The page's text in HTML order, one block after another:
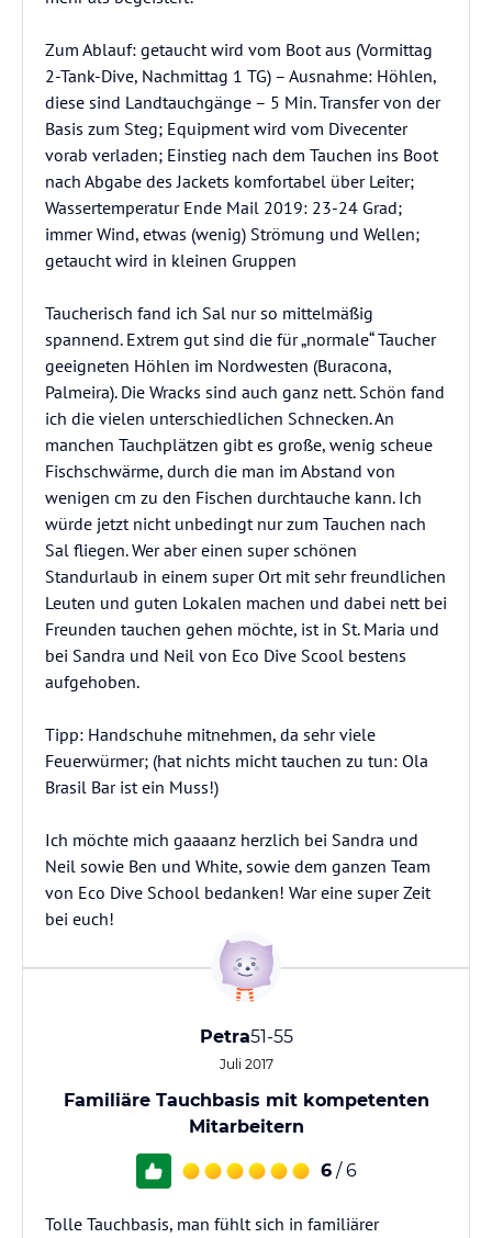
Zum Ablauf: getaucht wird vom Boot aus (Vormittag
2-Tank-Dive, Nachmittag 1 TG) – Ausnahme: Höhlen,
diese sind Landtauchgänge – 5 Min. Transfer von der
Basis zum Steg; Equipment wird vom Divecenter
vorab verladen; Einstieg nach dem Tauchen ins Boot
nach Abgabe des Jackets komfortabel über Leiter;
Wassertemperatur Ende Mail 2019: 23-24 Grad;
immer Wind, etwas (wenig) Strömung und Wellen;
getaucht wird in kleinen Gruppen
Taucherisch fand ich Sal nur so mittelmäßig
spannend. Extrem gut sind die für „normale“ Taucher
geeigneten Höhlen im Nordwesten (Buracona,
Palmeira). Die Wracks sind auch ganz nett. Schön fand
ich die vielen unterschiedlichen Schnecken. An
manchen Tauchplätzen gibt es große, wenig scheue
Fischschwärme, durch die man im Abstand von
wenigen cm zu den Fischen durchtauche kann. Ich
würde jetzt nicht unbedingt nur zum Tauchen nach
Sal fliegen. Wer aber einen super schönen
Standurlaub in einem super Ort mit sehr freundlichen
Leuten und guten Lokalen machen und dabei nett bei
Freunden tauchen gehen möchte, ist in St. Maria und
bei Sandra und Neil von Eco Dive Scool bestens
aufgehoben.
Tipp: Handschuhe mitnehmen, da sehr viele
Feuerwürmer; (hat nichts micht tauchen zu tun: Ola
Brasil Bar ist ein Muss!)
Ich möchte mich gaaaanz herzlich bei Sandra und
Neil sowie Ben und White, sowie dem ganzen Team
von Eco Dive School bedanken! War eine super Zeit
bei euch!
Petra51-55
Juli 2017
Familiäre Tauchbasis mit kompetenten
Mitarbeitern
6 / 6
Tolle Tauchbasis, man fühlt sich in familiärer